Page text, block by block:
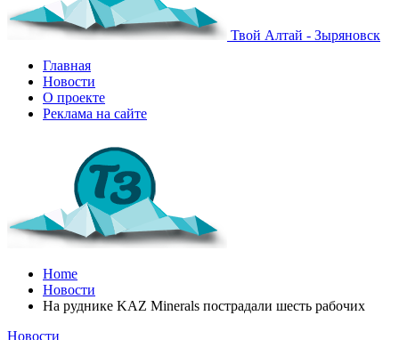
Твой Алтай - Зыряновск
Главная
Новости
О проекте
Реклама на сайте
Home
Новости
На руднике KAZ Minerals пострадали шесть рабочих
Новости